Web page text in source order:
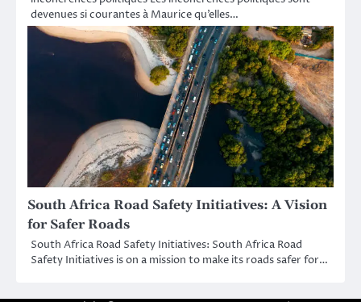
devenues si courantes à Maurice qu’elles…
South Africa Road Safety Initiatives: A Vision
for Safer Roads
South Africa Road Safety Initiatives: South Africa Road
Safety Initiatives is on a mission to make its roads safer for…